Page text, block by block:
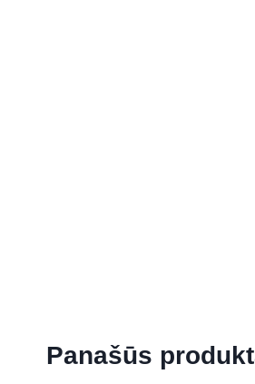
Panašūs